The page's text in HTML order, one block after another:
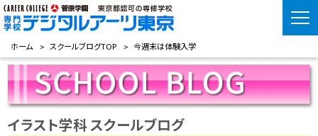
ホーム スクールブログTOP 今週末は体験入学
イラスト学科 スクールブログ